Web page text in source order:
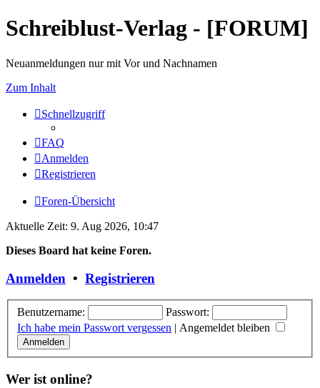
Schreiblust-Verlag - [FORUM]
Neuanmeldungen nur mit Vor und Nachnamen
Zum Inhalt
Schnellzugriff
FAQ
Anmelden
Registrieren
Foren-Übersicht
Aktuelle Zeit: 9. Aug 2026, 10:47
Dieses Board hat keine Foren.
Anmelden • Registrieren
Benutzername:
Passwort:
Ich habe mein Passwort vergessen | Angemeldet bleiben
Wer ist online?